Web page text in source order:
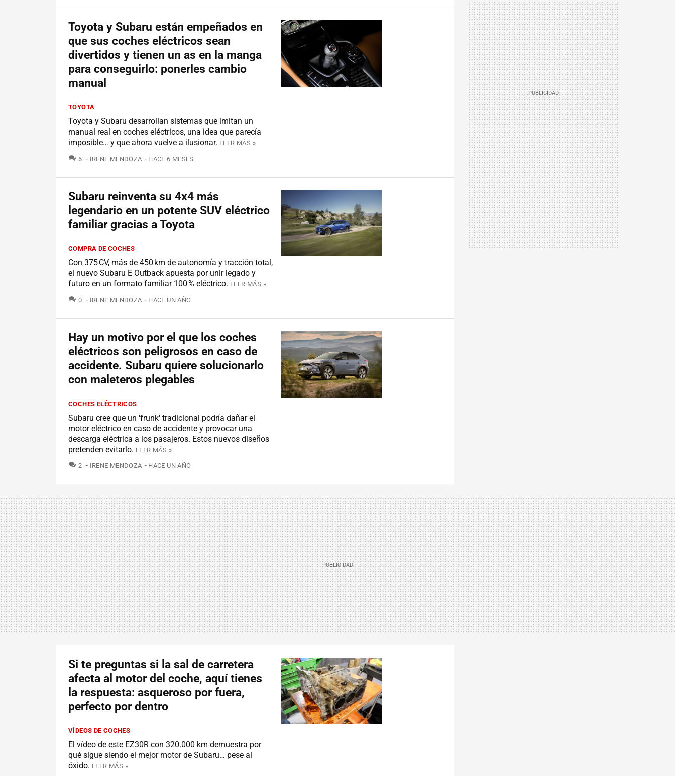
Toyota y Subaru están empeñados en
que sus coches eléctricos sean
divertidos y tienen un as en la manga
para conseguirlo: ponerles cambio
manual
TOYOTA
Toyota y Subaru desarrollan sistemas que imitan un
manual real en coches eléctricos, una idea que parecía
imposible… y que ahora vuelve a ilusionar. LEER MÁS »
6 COMENTARIOS
IRENE MENDOZA HACE 6 MESES
Subaru reinventa su 4x4 más
legendario en un potente SUV eléctrico
familiar gracias a Toyota
COMPRA DE COCHES
Con 375 CV, más de 450 km de autonomía y tracción total,
el nuevo Subaru E Outback apuesta por unir legado y
futuro en un formato familiar 100 % eléctrico. LEER MÁS »
0 COMENTARIOS
IRENE MENDOZA HACE UN AÑO
Hay un motivo por el que los coches
eléctricos son peligrosos en caso de
accidente. Subaru quiere solucionarlo
con maleteros plegables
COCHES ELÉCTRICOS
Subaru cree que un 'frunk' tradicional podría dañar el
motor eléctrico en caso de accidente y provocar una
descarga eléctrica a los pasajeros. Estos nuevos diseños
pretenden evitarlo. LEER MÁS »
2 COMENTARIOS
IRENE MENDOZA HACE UN AÑO
Si te preguntas si la sal de carretera
afecta al motor del coche, aquí tienes
la respuesta: asqueroso por fuera,
perfecto por dentro
VÍDEOS DE COCHES
El vídeo de este EZ30R con 320.000 km demuestra por
qué sigue siendo el mejor motor de Subaru… pese al
óxido. LEER MÁS »